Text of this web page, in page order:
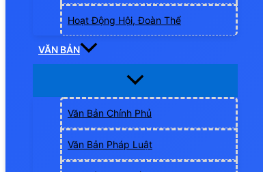
Hoạt Động Hội, Đoàn Thể
VĂN BẢN
Văn Bản Chính Phủ
Văn Bản Pháp Luật